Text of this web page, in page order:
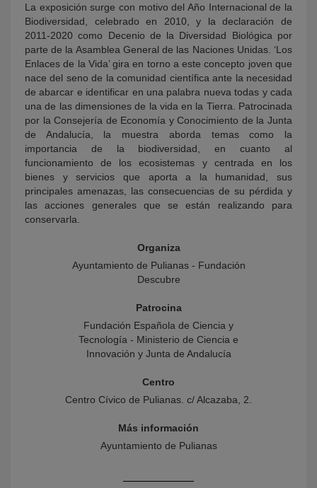
La exposición surge con motivo del Año Internacional de la
Biodiversidad, celebrado en 2010, y la declaración de
2011-2020 como Decenio de la Diversidad Biológica por
parte de la Asamblea General de las Naciones Unidas. ‘Los
Enlaces de la Vida’ gira en torno a este concepto joven que
nace del seno de la comunidad científica ante la necesidad
de abarcar e identificar en una palabra nueva todas y cada
una de las dimensiones de la vida en la Tierra. Patrocinada
por la Consejería de Economía y Conocimiento de la Junta
de Andalucía, la muestra aborda temas como la
importancia de la biodiversidad, en cuanto al
funcionamiento de los ecosistemas y centrada en los
bienes y servicios que aporta a la humanidad, sus
principales amenazas, las consecuencias de su pérdida y
las acciones generales que se están realizando para
conservarla.
Organiza
Ayuntamiento de Pulianas - Fundación
Descubre
Patrocina
Fundación Española de Ciencia y
Tecnología - Ministerio de Ciencia e
Innovación y Junta de Andalucía
Centro
Centro Cívico de Pulianas. c/ Alcazaba, 2.
Más información
Ayuntamiento de Pulianas